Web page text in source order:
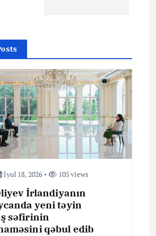
İyul 18, 2026 105 views
İrlandiyanın
yeni təyin
səfirinin
qəbul edib